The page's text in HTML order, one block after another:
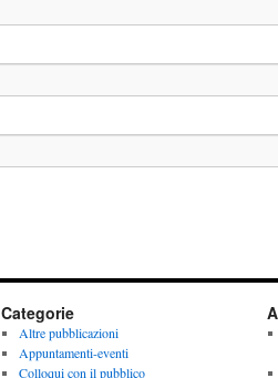
Categorie
Altre pubblicazioni
Appuntamenti-eventi
Colloqui con il pubblico